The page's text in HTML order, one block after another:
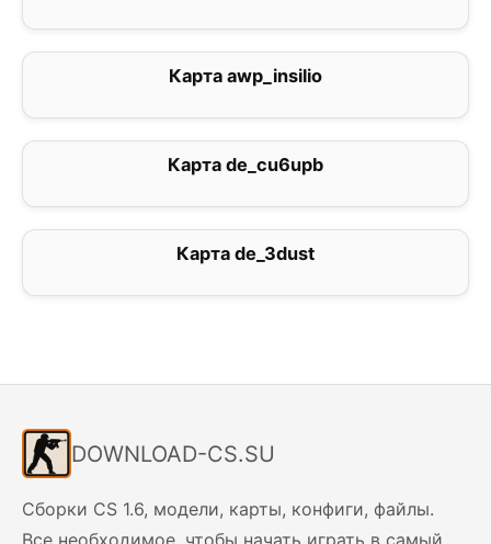
Карта awp_insilio
Карта de_cu6upb
Карта de_3dust
DOWNLOAD-CS.SU
Сборки CS 1.6, модели, карты, конфиги, файлы.